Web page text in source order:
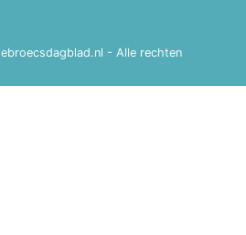
- Alle rechten